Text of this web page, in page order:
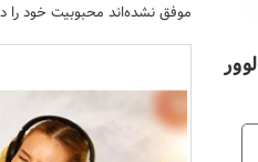
موفق نشده‌اند محبوبیت خود را